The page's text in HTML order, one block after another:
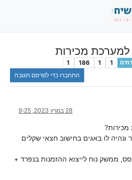
מכירות
1
1
186
1
התחברו כדי לפרסם תגובה
28 במרץ 2023, 9:25
לו באגים בחישוב חצאי שקלים
ממשק נוח לייצוא ההזמנות בנפרד +